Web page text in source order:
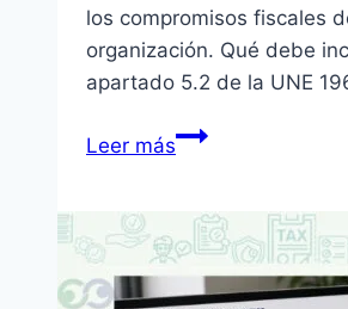
los compromisos fiscales
organización. Qué debe
apartado 5.2 de la UNE
Leer másPolítica
tributario
en
México